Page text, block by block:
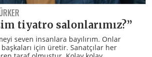
tiyatro salonlarımız?”
seven insanlara bayılırım. Onlar
için üretir. Sanatçılar her